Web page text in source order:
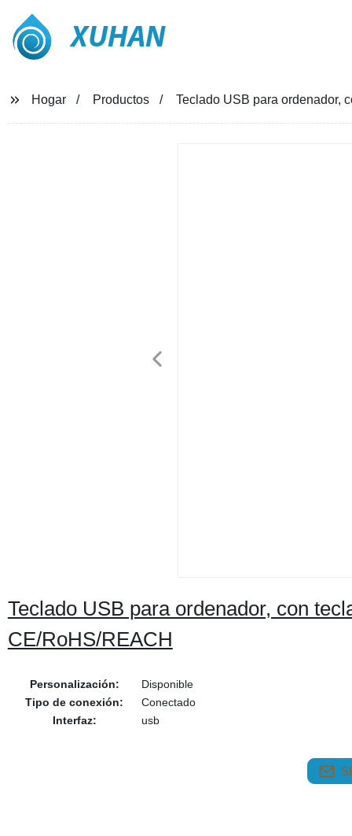
XUHAN
Hogar Productos Teclado USB para ordenador,
Teclado USB para ordenador, con
CE/RoHS/REACH
Personalización:
Disponible
Tipo de conexión:
Conectado
Interfaz:
usb